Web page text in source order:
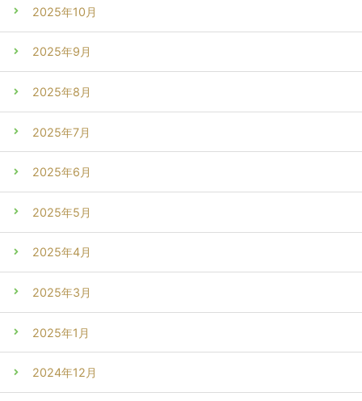
2025年10月
2025年9月
2025年8月
2025年7月
2025年6月
2025年5月
2025年4月
2025年3月
2025年1月
2024年12月